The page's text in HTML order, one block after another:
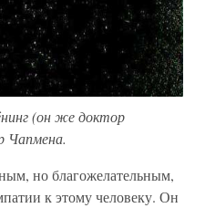
(он же доктор
Чапмена.
но благожелательным,
к этому человеку. Он